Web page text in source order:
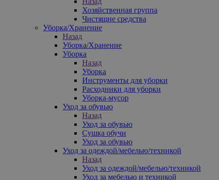
Хозяйственная группа
Чистящие средства
Уборка/Хранение
Назад
Уборка/Хранение
Уборка
Назад
Уборка
Инструменты для уборки
Расходники для уборки
Уборка-мусор
Уход за обувью
Назад
Уход за обувью
Сушка обучи
Уход за обувью
Уход за одеждой/мебелью/техникой
Назад
Уход за одеждой/мебелью/техникой
Уход за мебелью и техникой